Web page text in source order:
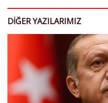
DIĞER YAZILARIMIZ